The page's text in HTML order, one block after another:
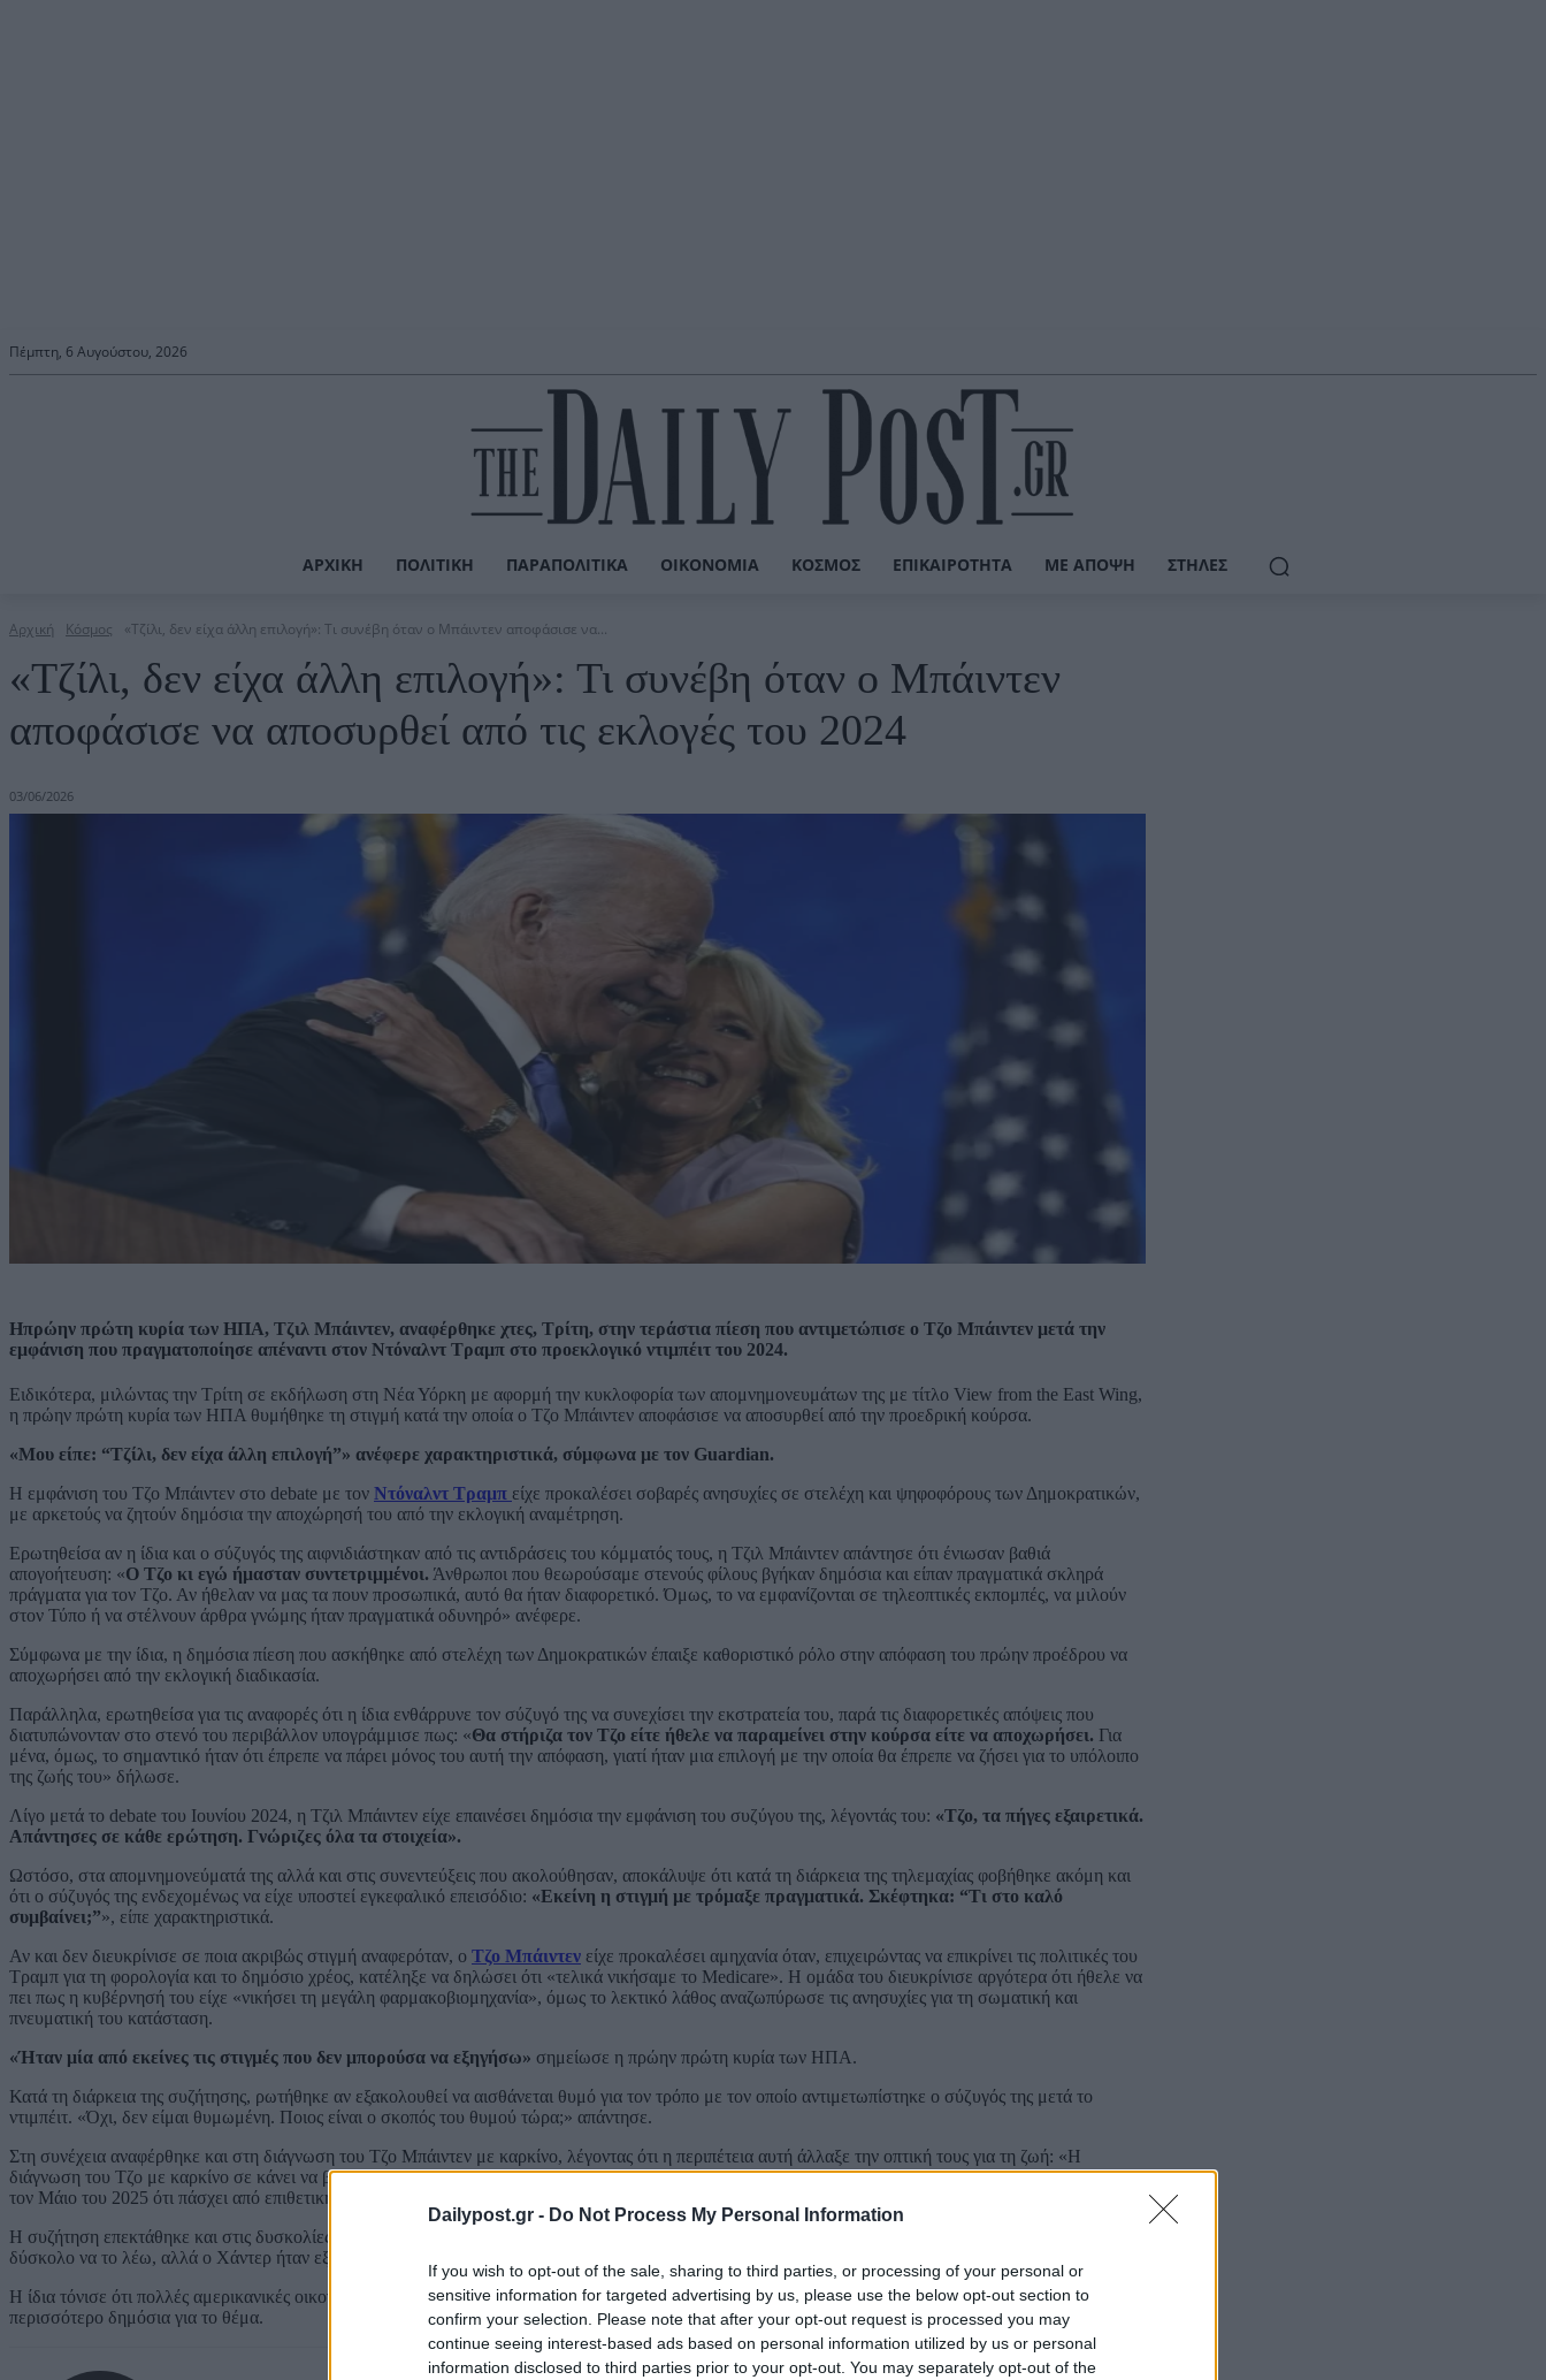
Dailypost.gr - Do Not Process My Personal Information
If you wish to opt-out of the sale, sharing to third parties, or processing of your personal or
sensitive information for targeted advertising by us, please use the below opt-out section to
confirm your selection. Please note that after your opt-out request is processed you may
continue seeing interest-based ads based on personal information utilized by us or personal
information disclosed to third parties prior to your opt-out. You may separately opt-out of the
Πέμπτη, 6 Αυγούστου, 2026
ΑΡΧΙΚΉ ΠΟΛΙΤΙΚΉ ΠΑΡΑΠΟΛΙΤΙΚΆ ΟΙΚΟΝΟΜΊΑ ΚΌΣΜΟΣ ΕΠΙΚΑΙΡΌΤΗΤΑ ΜΕ ΆΠΟΨΗ ΣΤΉΛΕΣ
Αρχική Κόσμος «Τζίλι, δεν είχα άλλη επιλογή»: Τι συνέβη όταν ο Μπάιντεν αποφάσισε να...
«Τζίλι, δεν είχα άλλη επιλογή»: Τι συνέβη όταν ο Μπάιντεν
αποφάσισε να αποσυρθεί από τις εκλογές του 2024
03/06/2026
Ηπρώην πρώτη κυρία των ΗΠΑ, Τζιλ Μπάιντεν, αναφέρθηκε χτες, Τρίτη, στην τεράστια πίεση που αντιμετώπισε ο Τζο Μπάιντεν μετά την
εμφάνιση που πραγματοποίησε απέναντι στον Ντόναλντ Τραμπ στο προεκλογικό ντιμπέιτ του 2024.
Ειδικότερα, μιλώντας την Τρίτη σε εκδήλωση στη Νέα Υόρκη με αφορμή την κυκλοφορία των απομνημονευμάτων της με τίτλο View from the East Wing,
η πρώην πρώτη κυρία των ΗΠΑ θυμήθηκε τη στιγμή κατά την οποία ο Τζο Μπάιντεν αποφάσισε να αποσυρθεί από την προεδρική κούρσα.
«Μου είπε: “Τζίλι, δεν είχα άλλη επιλογή”» ανέφερε χαρακτηριστικά, σύμφωνα με τον Guardian.
Η εμφάνιση του Τζο Μπάιντεν στο debate με τον Ντόναλντ Τραμπ είχε προκαλέσει σοβαρές ανησυχίες σε στελέχη και ψηφοφόρους των Δημοκρατικών,
με αρκετούς να ζητούν δημόσια την αποχώρησή του από την εκλογική αναμέτρηση.
Ερωτηθείσα αν η ίδια και ο σύζυγός της αιφνιδιάστηκαν από τις αντιδράσεις του κόμματός τους, η Τζιλ Μπάιντεν απάντησε ότι ένιωσαν βαθιά
απογοήτευση: «Ο Τζο κι εγώ ήμασταν συντετριμμένοι. Άνθρωποι που θεωρούσαμε στενούς φίλους βγήκαν δημόσια και είπαν πραγματικά σκληρά
πράγματα για τον Τζο. Αν ήθελαν να μας τα πουν προσωπικά, αυτό θα ήταν διαφορετικό. Όμως, το να εμφανίζονται σε τηλεοπτικές εκπομπές, να μιλούν
στον Τύπο ή να στέλνουν άρθρα γνώμης ήταν πραγματικά οδυνηρό» ανέφερε.
Σύμφωνα με την ίδια, η δημόσια πίεση που ασκήθηκε από στελέχη των Δημοκρατικών έπαιξε καθοριστικό ρόλο στην απόφαση του πρώην προέδρου να
αποχωρήσει από την εκλογική διαδικασία.
Παράλληλα, ερωτηθείσα για τις αναφορές ότι η ίδια ενθάρρυνε τον σύζυγό της να συνεχίσει την εκστρατεία του, παρά τις διαφορετικές απόψεις που
διατυπώνονταν στο στενό του περιβάλλον υπογράμμισε πως: «Θα στήριζα τον Τζο είτε ήθελε να παραμείνει στην κούρσα είτε να αποχωρήσει. Για
μένα, όμως, το σημαντικό ήταν ότι έπρεπε να πάρει μόνος του αυτή την απόφαση, γιατί ήταν μια επιλογή με την οποία θα έπρεπε να ζήσει για το υπόλοιπο
της ζωής του» δήλωσε.
Λίγο μετά το debate του Ιουνίου 2024, η Τζιλ Μπάιντεν είχε επαινέσει δημόσια την εμφάνιση του συζύγου της, λέγοντάς του: «Τζο, τα πήγες εξαιρετικά.
Απάντησες σε κάθε ερώτηση. Γνώριζες όλα τα στοιχεία».
Ωστόσο, στα απομνημονεύματά της αλλά και στις συνεντεύξεις που ακολούθησαν, αποκάλυψε ότι κατά τη διάρκεια της τηλεμαχίας φοβήθηκε ακόμη και
ότι ο σύζυγός της ενδεχομένως να είχε υποστεί εγκεφαλικό επεισόδιο: «Εκείνη η στιγμή με τρόμαξε πραγματικά. Σκέφτηκα: “Τι στο καλό
συμβαίνει;”», είπε χαρακτηριστικά.
Αν και δεν διευκρίνισε σε ποια ακριβώς στιγμή αναφερόταν, ο Τζο Μπάιντεν είχε προκαλέσει αμηχανία όταν, επιχειρώντας να επικρίνει τις πολιτικές του
Τραμπ για τη φορολογία και το δημόσιο χρέος, κατέληξε να δηλώσει ότι «τελικά νικήσαμε το Medicare». Η ομάδα του διευκρίνισε αργότερα ότι ήθελε να
πει πως η κυβέρνησή του είχε «νικήσει τη μεγάλη φαρμακοβιομηχανία», όμως το λεκτικό λάθος αναζωπύρωσε τις ανησυχίες για τη σωματική και
πνευματική του κατάσταση.
«Ήταν μία από εκείνες τις στιγμές που δεν μπορούσα να εξηγήσω» σημείωσε η πρώην πρώτη κυρία των ΗΠΑ.
Κατά τη διάρκεια της συζήτησης, ρωτήθηκε αν εξακολουθεί να αισθάνεται θυμό για τον τρόπο με τον οποίο αντιμετωπίστηκε ο σύζυγός της μετά το
ντιμπέιτ. «Όχι, δεν είμαι θυμωμένη. Ποιος είναι ο σκοπός του θυμού τώρα;» απάντησε.
Στη συνέχεια αναφέρθηκε και στη διάγνωση του Τζο Μπάιντεν με καρκίνο, λέγοντας ότι η περιπέτεια αυτή άλλαξε την οπτική τους για τη ζωή: «Η
διάγνωση του Τζο με καρκίνο σε κάνει να βλέπεις τα πράγματα διαφορετικά» είπε. Υπενθυμίζεται ότι το γραφείο του πρώην προέδρου είχε ανακοινώσει
τον Μάιο του 2025 ότι πάσχει από επιθετική μορφή καρκίνου του προστάτη, η οποία είχε κάνει μεταστάσεις στα οστά.
Η συζήτηση επεκτάθηκε και στις δυσκολίες που αντιμετώπισε η οικογένεια Μπάιντεν εξαιτίας των προβλημάτων του γιου τους, Χάντερ Μπάιντεν: «Είναι
δύσκολο να το λέω, αλλά ο Χάντερ ήταν εξαρτημένος από ναρκωτικές ουσίες.
Η ίδια τόνισε ότι πολλές αμερικανικές οικογένειες αντιμετωπίζουν αντίστοιχα προβλήματα και παραδέχθηκε ότι ίσως θα έπρεπε να έχει μιλήσει
περισσότερο δημόσια για το θέμα.